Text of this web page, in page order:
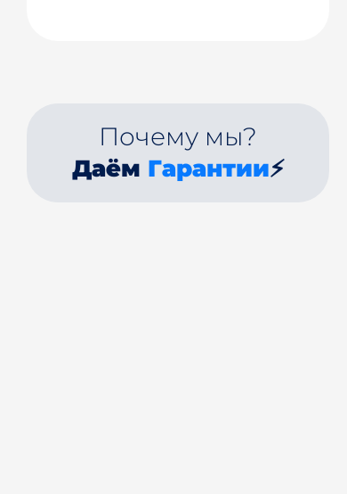
Почему мы?
Даём Гарантии⚡